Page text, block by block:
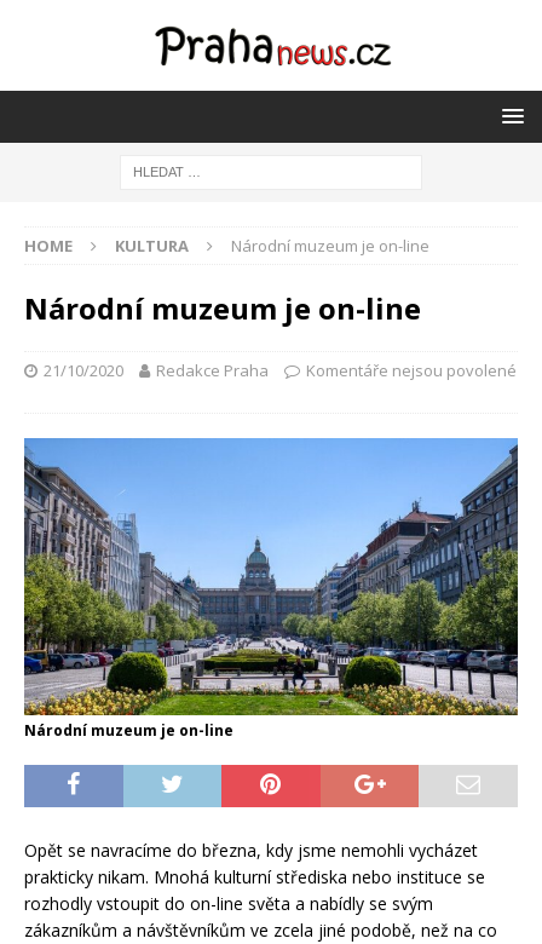
HOME KULTURA Národní muzeum je on-line
Národní muzeum je on-line
21/10/2020 Redakce Praha Komentáře nejsou povolené
Národní muzeum je on-line
Opět se navracíme do března, kdy jsme nemohli vycházet
prakticky nikam. Mnohá kulturní střediska nebo instituce se
rozhodly vstoupit do on-line světa a nabídly se svým
zákazníkům a návštěvníkům ve zcela jiné podobě, než na co